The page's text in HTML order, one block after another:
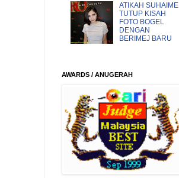
ATIKAH SUHAIME
TUTUP KISAH
FOTO BOGEL
DENGAN
BERIMEJ BARU
AWARDS / ANUGERAH